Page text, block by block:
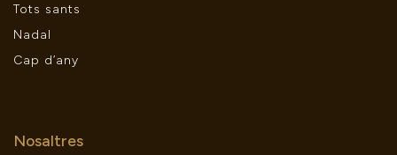
Tots sants
Nadal
Cap d’any
Nosaltres